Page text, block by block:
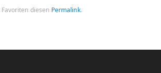
diesen Permalink.